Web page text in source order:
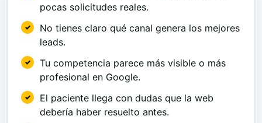
pocas solicitudes reales.
No tienes claro qué canal genera los mejores
leads.
Tu competencia parece más visible o más
profesional en Google.
El paciente llega con dudas que la web
debería haber resuelto antes.